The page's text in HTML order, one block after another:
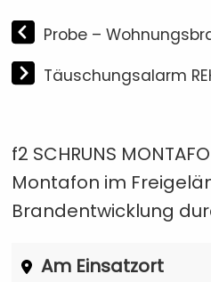
Probe –
Täuschungsalarm
f2 SCHRUNS
Montafon im
Brandentwicklung
Am Einsatzort